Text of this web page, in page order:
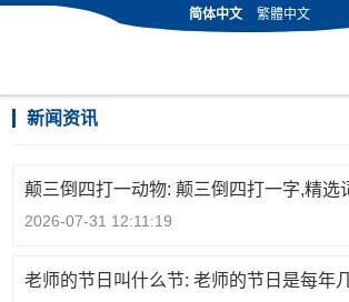
简体中文 繁體中文
新闻资讯
颠三倒四打一动物: 颠三倒四打一字,精选
2026-07-31 12:11:19